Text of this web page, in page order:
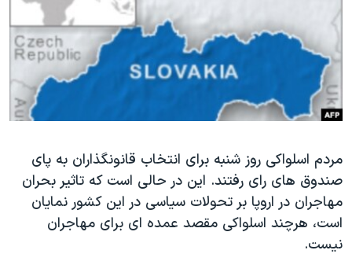
حقوق شهروندی
اقتصادی
علم و فناوری
گالری عکس
آرشیو پخش زنده
انتخابات ریاست جمهوری آمریکا ۲۰۲۴
حمله جمهوری اسلامی به اسرائیل
رمز مهسا
اعتراضات زن، زندگی، آزادی
مجموعه مستندهای دادخواهی
تریبونال مردمی آبان ۹۸
دادگاه حمید نوری
دنبال کنید
زبانهای مختلف
مردم اسلواکی روز شنبه برای انتخاب قانونگذاران به پای
صندوق های رای رفتند. این در حالی است که تاثیر بحران
مهاجران در اروپا بر تحولات سیاسی در این کشور نمایان
است، هرچند اسلواکی مقصد عمده ای برای مهاجران
نیست.